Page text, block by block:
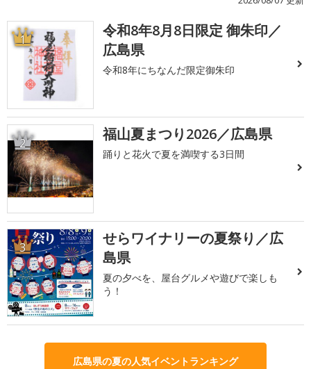
1
令和8年8月8日限定 御朱印／
広島県
令和8年にちなんだ限定御朱印
2 福山夏まつり2026／広島県
踊りと花火で夏を満喫する3日間
3
せらワイナリーの夏祭り／広
島県
夏の夕べを、屋台グルメや遊びで楽しも
う！
広島県の夏の人気イベントランキング